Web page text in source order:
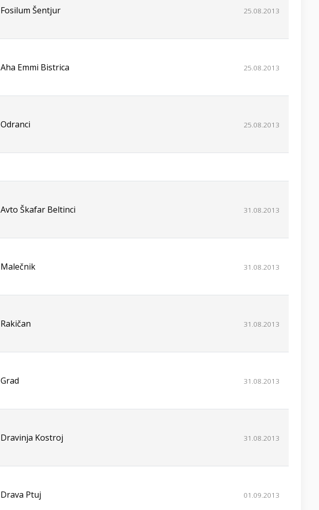
Fosilum Šentjur 25.08.2013
Aha Emmi Bistrica 25.08.2013
Odranci 25.08.2013
Avto Škafar Beltinci 31.08.2013
Malečnik 31.08.2013
Rakičan 31.08.2013
Grad 31.08.2013
Dravinja Kostroj 31.08.2013
Drava Ptuj 01.09.2013